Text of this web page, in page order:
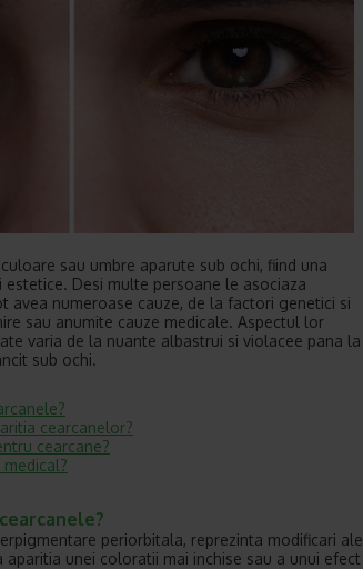
sau umbre aparute sub ochi, fiind una
Desi multe persoane le asociaza
avea numeroase cauze, de la factori genetici si
sau anumite cauze medicale. Aspectul lor
varia de la nuante albastrui si violacee pana la
sub ochi.
cearcanelor?
cearcane?
periorbitala, reprezinta modificari ale
unei coloratii mai inchise sau a unui efect